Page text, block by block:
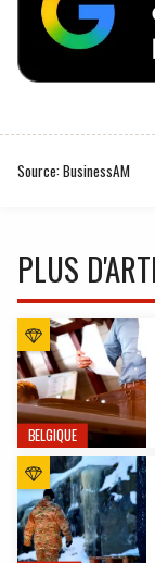
Source: BusinessAM
PLUS
BELGIQUE